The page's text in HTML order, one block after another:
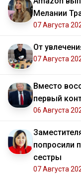
Мелании
07 Августа
От
07 Августа
Вместо
первый
06 Августа
попросили
сестры
07 Августа